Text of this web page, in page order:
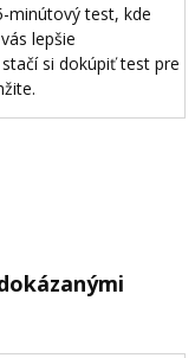
minútový test, kde
lepšie
si dokúpiť test pre